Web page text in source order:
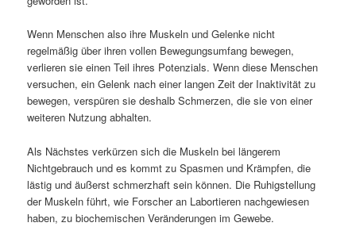
Wenn Menschen also ihre Muskeln und Gelenke nicht
regelmäßig über ihren vollen Bewegungsumfang bewegen,
verlieren sie einen Teil ihres Potenzials. Wenn diese Menschen
versuchen, ein Gelenk nach einer langen Zeit der Inaktivität zu
bewegen, verspüren sie deshalb Schmerzen, die sie von einer
weiteren Nutzung abhalten.
Als Nächstes verkürzen sich die Muskeln bei längerem
Nichtgebrauch und es kommt zu Spasmen und Krämpfen, die
lästig und äußerst schmerzhaft sein können. Die Ruhigstellung
der Muskeln führt, wie Forscher an Labortieren nachgewiesen
haben, zu biochemischen Veränderungen im Gewebe.